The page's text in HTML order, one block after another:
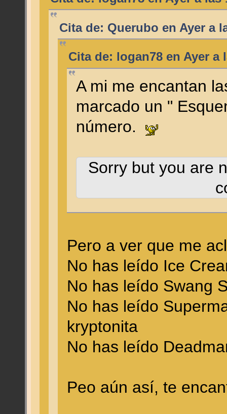
Cita de: Querubo en Ayera
Cita de: logan78 en Ayer a
A mi me encantan
marcado un "
número.
Sorry but you are
Pero a ver que me
No has leído Ice
No has leído Swang
No has leído
kryptonita
No has leído
Peo aún así, te